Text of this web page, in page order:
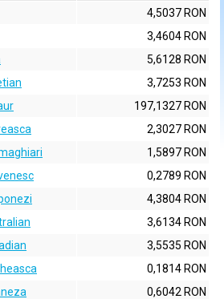
4,5037 RON
3,4604 RON
5,6128 RON
3,7253 RON
197,1327 RON
2,3027 RON
1,5897 RON
0,2789 RON
4,3804 RON
3,6134 RON
3,5535 RON
0,1814 RON
0,6042 RON